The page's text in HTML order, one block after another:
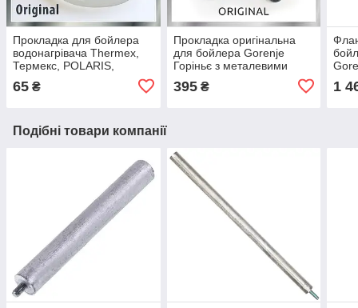
Прокладка для бойлера
водонагрівача Thermex,
Термекс, POLARIS,
FERROLI, Ферролі
65 ₴
Прокладка оригінальна
для бойлера Gorenje
Горіньє з металевими
395₴
під
1
Подібні товари компанії